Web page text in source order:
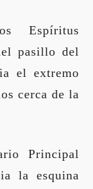
Espíritus
pasillo del
el extremo
cerca de la
Principal
la esquina